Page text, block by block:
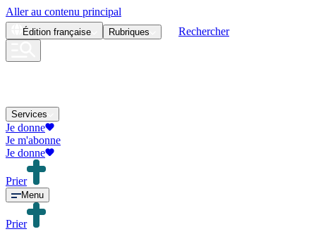
Aller au contenu principal
Édition française Rubriques Rechercher
Services
Je donne
Je m'abonne
Je donne
Prier
Menu
Prier